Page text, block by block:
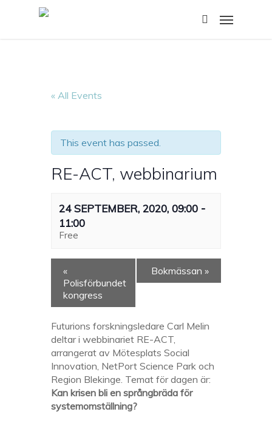
search
Menu
« All Events
This event has passed.
RE-ACT, webbinarium
24 SEPTEMBER, 2020, 09:00 -
11:00
Free
«
Polisförbundet
kongress
Bokmässan »
Futurions forskningsledare Carl Melin
deltar i webbinariet RE-ACT,
arrangerat av Mötesplats Social
Innovation, NetPort Science Park och
Region Blekinge. Temat för dagen är:
Kan krisen bli en språngbräda för
systemomställning?